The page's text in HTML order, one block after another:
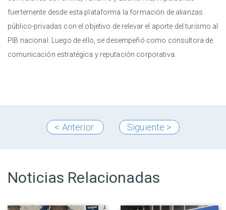
fuertemente desde esta plataforma la formación de alianzas
público-privadas con el objetivo de relevar el aporte del turismo al
PIB nacional. Luego de ello, se desempeñó como consultora de
comunicación estratégica y reputación corporativa.
< Anterior Siguiente >
Noticias Relacionadas